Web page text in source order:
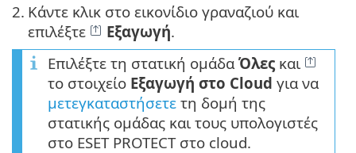
2. Κάντε κλικ στο εικονίδιο γραναζιού και
επιλέξτε
Εξαγωγή.
Επιλέξτε τη στατική ομάδα Όλες και
το στοιχείο Εξαγωγή στο Cloud για να
μετεγκαταστήσετε τη δομή της
στατικής ομάδας και τους υπολογιστές
στο ESET PROTECT στο cloud.